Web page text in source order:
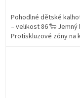
Pohodlné dětské
– velikost 86 🐑
Protiskluzové zóny na